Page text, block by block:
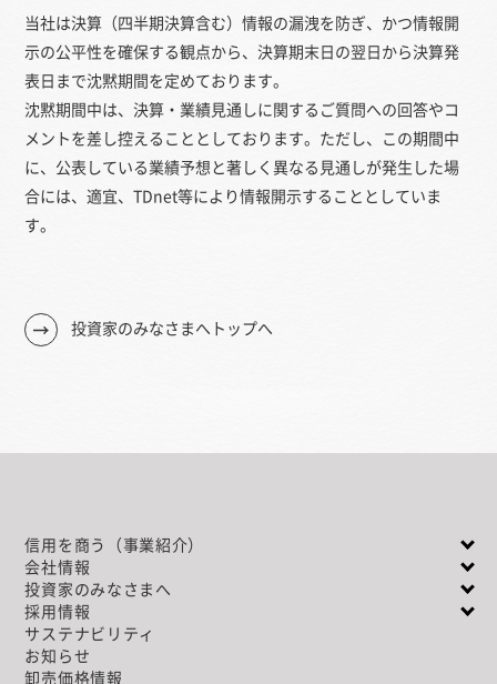
当社は決算（四半期決算含む）情報の漏洩を防ぎ、かつ情報開
示の公平性を確保する観点から、決算期末日の翌日から決算発
表日まで沈黙期間を定めております。
沈黙期間中は、決算・業績見通しに関するご質問への回答やコ
メントを差し控えることとしております。ただし、この期間中
に、公表している業績予想と著しく異なる見通しが発生した場
合には、適宜、TDnet等により情報開示することとしていま
す。
投資家のみなさまへトップへ
信用を商う（事業紹介）
会社情報
投資家のみなさまへ
採用情報
サステナビリティ
お知らせ
卸売価格情報